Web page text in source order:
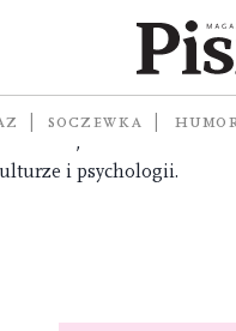
SOCZEWKA
tworzony zgodnie z
znajdziesz
i psychologii.